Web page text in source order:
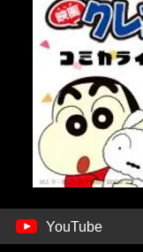
YouTube